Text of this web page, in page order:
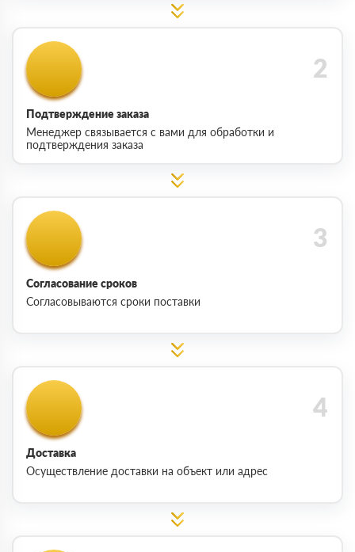
Подтверждение заказа
Менеджер связывается с вами для обработки и
подтверждения заказа
Согласование сроков
Согласовываются сроки поставки
Доставка
Осуществление доставки на объект или адрес